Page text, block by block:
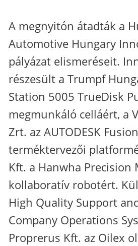
A megnyitón átadták a
Automotive Hungary
pályázat elismeréseit.
részesült a Trumpf
Station 5005 TrueDisk
megmunkáló celláért, a
Zrt. az AUTODESK
terméktervezői
Kft. a Hanwha Precision
kollaboratív robotért.
High Quality Support
Company Operations
Proprerus Kft. az Oilex